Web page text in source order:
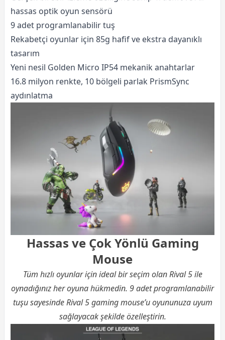
hassas optik oyun sensörü
9 adet programlanabilir tuş
Rekabetçi oyunlar için 85g hafif ve ekstra dayanıklı
tasarım
Yeni nesil Golden Micro IP54 mekanik anahtarlar
16.8 milyon renkte, 10 bölgeli parlak PrismSync
aydınlatma
Hassas ve Çok Yönlü Gaming
Mouse
Tüm hızlı oyunlar için ideal bir seçim olan Rival 5 ile
oynadığınız her oyuna hükmedin. 9 adet programlanabilir
tuşu sayesinde Rival 5 gaming mouse’u oyununuza uyum
sağlayacak şekilde özelleştirin.